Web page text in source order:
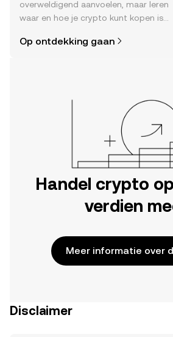
overweldigend aanvoelen, maar leren
waar en hoe je crypto kunt kopen is
reis op de mobiele app van OKX of
Op ontdekking gaan
Handel crypto
verdien
Meer informatie over
Disclaimer